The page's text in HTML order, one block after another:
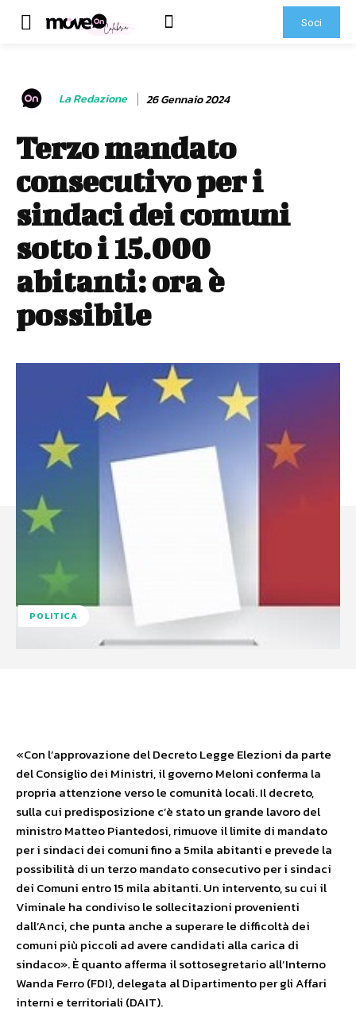
Soci
La Redazione 26 Gennaio 2024
Terzo mandato
consecutivo per i
sindaci dei comuni
sotto i 15.000
abitanti: ora è
possibile
POLITICA
«Con l’approvazione del Decreto Legge Elezioni da parte
del Consiglio dei Ministri, il governo Meloni conferma la
propria attenzione verso le comunità locali. Il decreto,
sulla cui predisposizione c’è stato un grande lavoro del
ministro Matteo Piantedosi, rimuove il limite di mandato
per i sindaci dei comuni fino a 5mila abitanti e prevede la
possibilità di un terzo mandato consecutivo per i sindaci
dei Comuni entro 15 mila abitanti. Un intervento, su cui il
Viminale ha condiviso le sollecitazioni provenienti
dall’Anci, che punta anche a superare le difficoltà dei
comuni più piccoli ad avere candidati alla carica di
sindaco». È quanto afferma il sottosegretario all’Interno
Wanda Ferro (FDI), delegata al Dipartimento per gli Affari
interni e territoriali (DAIT).